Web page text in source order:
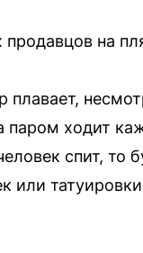
продавцов на
паром ходит
спит, то
или